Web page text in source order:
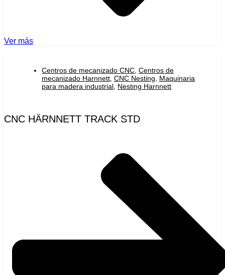
Ver más
Centros de mecanizado CNC, Centros de
mecanizado Harnnett, CNC Nesting, Maquinaria
para madera industrial, Nesting Harnnett
CNC HÄRNNETT TRACK STD